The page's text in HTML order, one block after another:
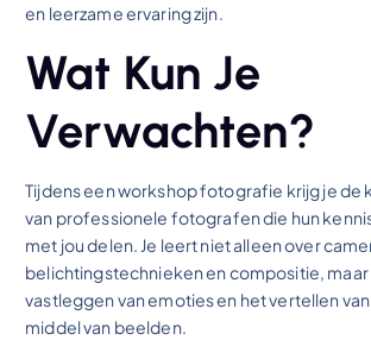
en leerzame ervaring zijn.
Wat Kun Je
Verwachten?
Tijdens een workshop fotografie krijg je de
van professionele fotografen die hun
met jou delen. Je leert niet alleen over
belichtingstechnieken en compositie,
vastleggen van emoties en het vertellen
middel van beelden.